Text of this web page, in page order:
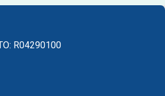
R04290100